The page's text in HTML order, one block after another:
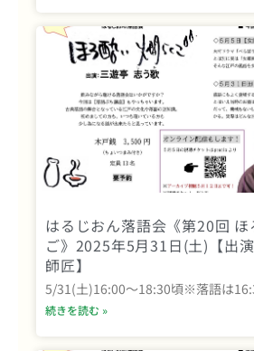
はるじおん落語会《第20回 ほ
ご》2025年5月31日(土)【出
師匠】
5/31(土)16:00～18:30頃※落語は
続きを読む »